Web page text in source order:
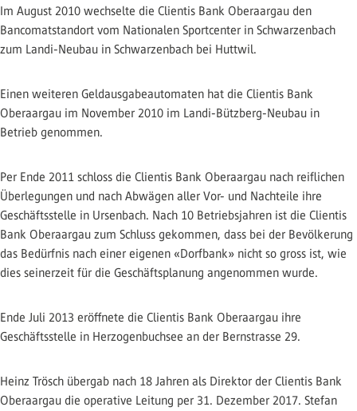
Im August 2010 wechselte die Clientis Bank Oberaargau den
Bancomatstandort vom Nationalen Sportcenter in Schwarzenbach
zum Landi-Neubau in Schwarzenbach bei Huttwil.
Einen weiteren Geldausgabeautomaten hat die Clientis Bank
Oberaargau im November 2010 im Landi-Bützberg-Neubau in
Betrieb genommen.
Per Ende 2011 schloss die Clientis Bank Oberaargau nach reiflichen
Überlegungen und nach Abwägen aller Vor- und Nachteile ihre
Geschäftsstelle in Ursenbach. Nach 10 Betriebsjahren ist die Clientis
Bank Oberaargau zum Schluss gekommen, dass bei der Bevölkerung
das Bedürfnis nach einer eigenen «Dorfbank» nicht so gross ist, wie
dies seinerzeit für die Geschäftsplanung angenommen wurde.
Ende Juli 2013 eröffnete die Clientis Bank Oberaargau ihre
Geschäftsstelle in Herzogenbuchsee an der Bernstrasse 29.
Heinz Trösch übergab nach 18 Jahren als Direktor der Clientis Bank
Oberaargau die operative Leitung per 31. Dezember 2017. Stefan